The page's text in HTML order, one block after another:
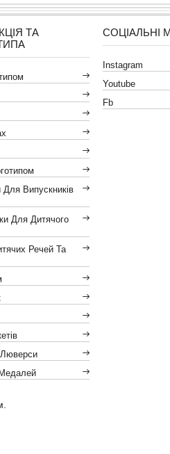
ТА
Випускників
Для Дитячого
Речей Та
Люверси
СОЦІАЛЬНІ
Instagram
Youtube
Fb